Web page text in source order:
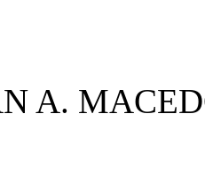
A.